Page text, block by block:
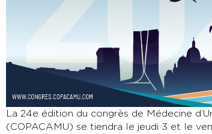
La 24e édition du congrès de Médecine
(COPACAMU) se tiendra le jeudi 3 et le